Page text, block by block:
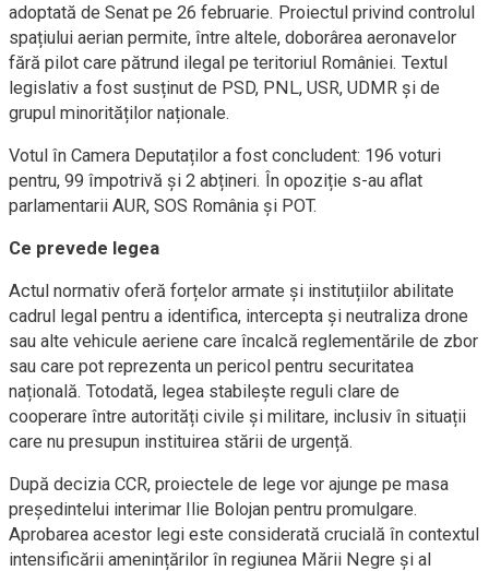
adoptată de Senat pe 26 februarie. Proiectul privind controlul
spațiului aerian permite, între altele, doborârea aeronavelor
fără pilot care pătrund ilegal pe teritoriul României. Textul
legislativ a fost susținut de PSD, PNL, USR, UDMR și de
grupul minorităților naționale.
Votul în Camera Deputaților a fost concludent: 196 voturi
pentru, 99 împotrivă și 2 abțineri. În opoziție s-au aflat
parlamentarii AUR, SOS România și POT.
Ce prevede legea
Actul normativ oferă forțelor armate și instituțiilor abilitate
cadrul legal pentru a identifica, intercepta și neutraliza drone
sau alte vehicule aeriene care încalcă reglementările de zbor
sau care pot reprezenta un pericol pentru securitatea
națională. Totodată, legea stabilește reguli clare de
cooperare între autorități civile și militare, inclusiv în situații
care nu presupun instituirea stării de urgență.
După decizia CCR, proiectele de lege vor ajunge pe masa
președintelui interimar Ilie Bolojan pentru promulgare.
Aprobarea acestor legi este considerată crucială în contextul
intensificării amenințărilor în regiunea Mării Negre și al